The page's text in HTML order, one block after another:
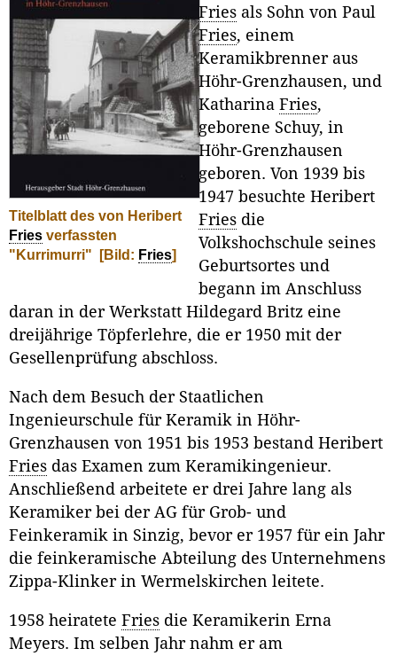
Titelblatt des von Heribert
Fries verfassten
"Kurrimurri"
[Bild: Fries]
Fries als Sohn von Paul
Fries, einem
Keramikbrenner aus
Höhr-Grenzhausen, und
Katharina Fries,
geborene Schuy, in
Höhr-Grenzhausen
geboren. Von 1939 bis
1947 besuchte Heribert
Fries die
Volkshochschule seines
Geburtsortes und
begann im Anschluss
daran in der Werkstatt Hildegard Britz eine
dreijährige Töpferlehre, die er 1950 mit der
Gesellen­prüfung abschloss.
Nach dem Besuch der Staatlichen
Ingenieurschule für Keramik in Höhr-
Grenzhausen von 1951 bis 1953 bestand Heribert
Fries das Examen zum Keramikingenieur.
Anschließend arbeitete er drei Jahre lang als
Keramiker bei der AG für Grob- und
Feinkeramik in Sinzig, bevor er 1957 für ein Jahr
die feinkeramische Abteilung des Unternehmens
Zippa-Klinker in Wermelskirchen leitete.
1958 heiratete Fries die Keramikerin Erna
Meyers. Im selben Jahr nahm er am